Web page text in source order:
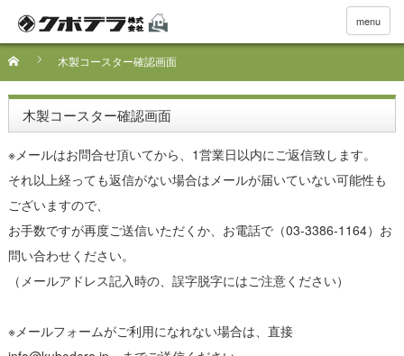
menu
木製コースター確認画面
木製コースター確認画面
※メールはお問合せ頂いてから、1営業日以内にご返信致します。
それ以上経っても返信がない場合はメールが届いていない可能性も
ございますので、
お手数ですが再度ご送信いただくか、お電話で（03-3386-1164）お
問い合わせください。
（メールアドレス記入時の、誤字脱字にはご注意ください）
※メールフォームがご利用になれない場合は、直接